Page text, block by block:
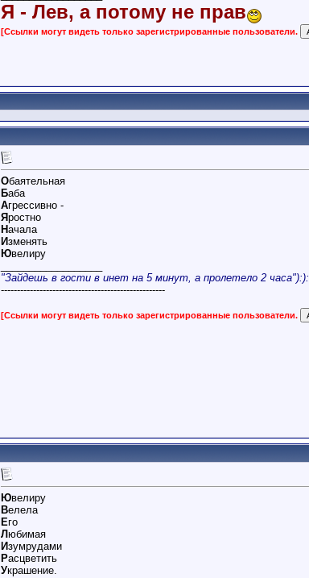
Я - Лев, а потому не прав
[Ссылки могут видеть только зарегистрированные пользователи.
Обаятельная
Баба
Агрессивно -
Яростно
Начала
Изменять
Ювелиру
"Зайдешь в гости в инет на 5 минут, а пролетело 2 часа"):):
---------------------------------------------------
[Ссылки могут видеть только зарегистрированные пользователи.
Ювелиру
Велела
Его
Любимая
Изумрудами
Расцветить
Украшение.